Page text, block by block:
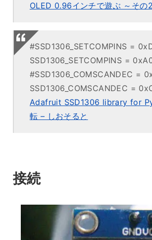
OLED 0.96インチで遊ぶ ～そ
#SSD1306_SETCOMPINS =
SSD1306_SETCOMPINS =
#SSD1306_COMSCANDEC =
SSD1306_COMSCANDEC =
Adafruit SSD1306 library for
転 – しおそると
接続